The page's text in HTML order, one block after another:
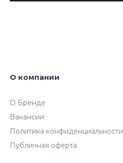
О компании
О Бренде
Вакансии
Политика конфиденциальности
Публичная оферта